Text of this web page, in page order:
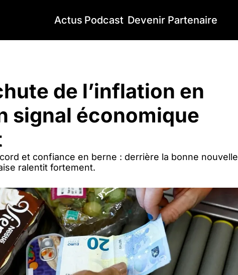
Actus Podcast Devenir Partenaire
de l’inflation en
signal économique
et confiance en berne : derrière la bonne nouvelle
ralentit fortement.